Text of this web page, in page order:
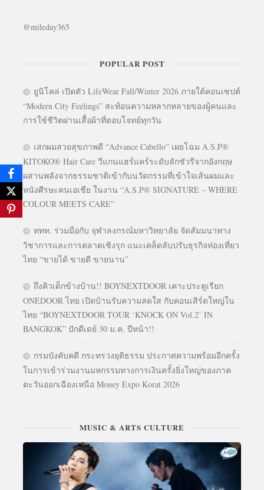
@mileday365
POPULAR POST
ยูนิโคล่ เปิดตัว LifeWear Fall/Winter 2026 ภายใต้คอนเซปต์
“Modern City Feelings” สะท้อนความหลากหลายของผู้คนและ
การใช้ชีวิตผ่านเสื้อผ้าที่ตอบโจทย์ทุกวัน
เสกผมสวยสุขภาพดี “Advance Cabello” เผยโฉม A.S.P®
KITOKO® Hair Care วีแกนแฮร์แคร์ระดับลักชัวรีจากอังกฤษ
ผสานพลังจากธรรมชาติเข้ากับนวัตกรรมที่เข้าใจเส้นผมและ
หนังศีรษะคนเอเชีย ในงาน “A.S.P® SIGNATURE – WHERE
COLOUR MEETS CARE”
ททท. ร่วมมือกับ จุฬาลงกรณ์มหาวิทยาลัย จัดสัมมนาทาง
วิชาการและการตลาดเชิงรุก แนะเคล็ดลับปรับธุรกิจท่องเที่ยว
ไทย “ขายได้ ขายดี ขายนาน”
ถึงคิวเด็กข้างบ้าน!! BOYNEXTDOOR เคาะประตูเรียก
ONEDOOR ไทย เปิดบ้านรับความสดใส กับคอนเสิร์ตใหญ่ใน
ไทย “BOYNEXTDOOR TOUR ‘KNOCK ON Vol.2’ IN
BANGKOK” ปักดีเดย์ 30 ม.ค. ปีหน้า!!
กรมบังคับคดี กระทรวงยุติธรรม ประกาศความพร้อมอีกครั้ง
ในการเข้าร่วมงานมหกรรมทางการเงินครั้งยิ่งใหญ่ของภาค
ตะวันออกเฉียงเหนือ Money Expo Korat 2026
MUSIC & ARTS CULTURE